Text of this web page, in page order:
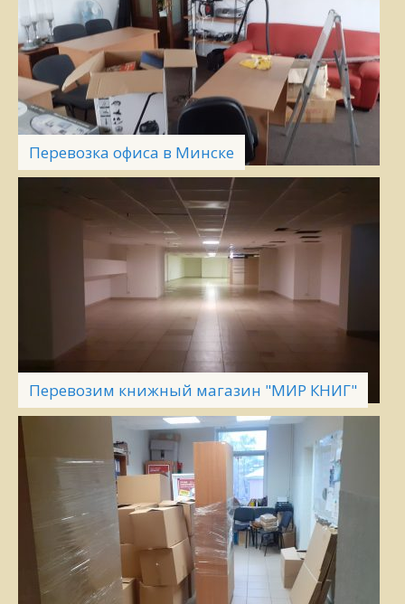
Перевозка офиса в Минске
Перевозим книжный магазин "МИР КНИГ"